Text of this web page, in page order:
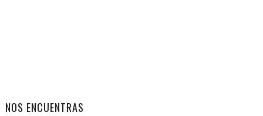
NOS ENCUENTRAS